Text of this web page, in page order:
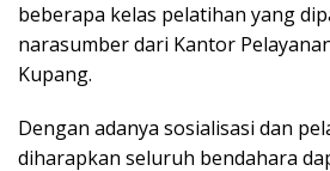
beberapa kelas pelatihan yang
narasumber dari Kantor
Kupang.
Dengan adanya sosialisasi dan
diharapkan seluruh bendahara